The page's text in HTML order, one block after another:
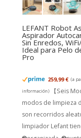
LEFANT Robot
Aspirador
Sin Enredos,
Ideal para Pelo
Pro
259,99 € (a
información)
【Seis
modos de limpieza
son recorridos
limpiador Lefant